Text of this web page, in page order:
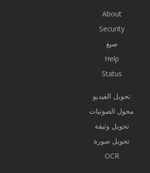
About
Security
صيغ
Help
Status
تحويل الفيديو
محول الصوتيات
تحويل وثيقة
تحويل صورة
OCR